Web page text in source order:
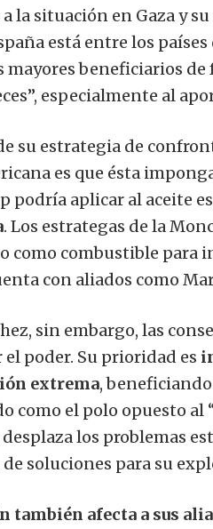
la situación en Gaza y
está entre los países
mayores beneficiarios de
especialmente al
su estrategia de
es que ésta
podría aplicar al aceite
. Los estrategas de la
como combustible para
con aliados como
sin embargo, las
poder. Su prioridad es
extrema,
como el polo opuesto al
desplaza los problemas
de soluciones para su
también afecta a sus